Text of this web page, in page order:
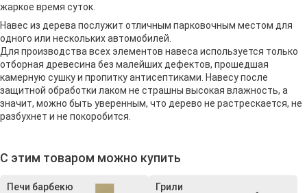
жаркое время суток.
Навес из дерева послужит отличным парковочным местом для
одного или нескольких автомобилей.
Для производства всех элементов навеса используется только
отборная древесина без малейших дефектов, прошедшая
камерную сушку и пропитку антисептиками. Навесу после
защитной обработки лаком не страшны высокая влажность, а
значит, можно быть уверенным, что дерево не растрескается, не
разбухнет и не покоробится.
С этим товаром можно купить
Печи барбекю Грили